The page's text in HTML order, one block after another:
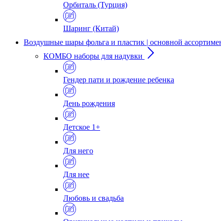
Орбиталь (Турция)
Шаринг (Китай)
Воздушные шары фольга и пластик | основной
КОМБО наборы для надувки
Гендер пати и рождение ребенка
День рождения
Детское 1+
Для него
Для нее
Любовь и свадьба